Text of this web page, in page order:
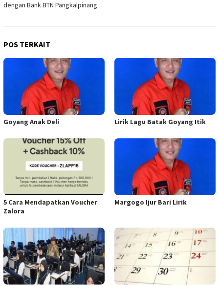
dengan Bank BTN Pangkalpinang
POS TERKAIT
Goyang Anak Deli Lirik Lagu Batak Goyang Itik
5 Cara Mendapatkan Voucher
Zalora
Margogo Ijur Bari Lirik